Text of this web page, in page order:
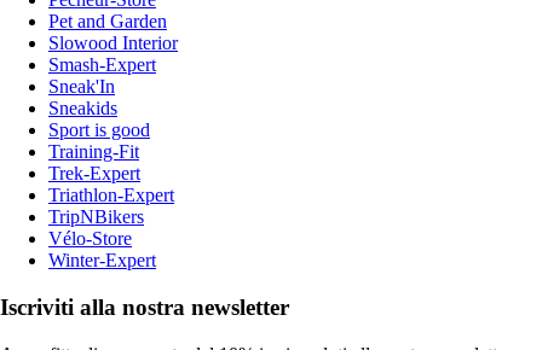
Pet and Garden
Slowood Interior
Smash-Expert
Sneak'In
Sneakids
Sport is good
Training-Fit
Trek-Expert
Triathlon-Expert
TripNBikers
Vélo-Store
Winter-Expert
Iscriviti alla nostra newsletter